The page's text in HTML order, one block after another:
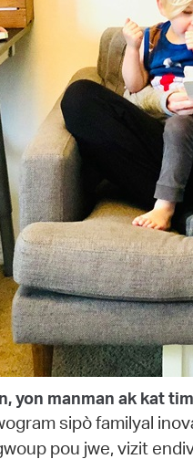
yon manman ak kat
sipò familyal
pou jwe, vizit